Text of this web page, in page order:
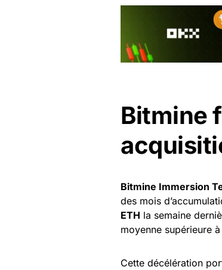
Bitmine
Bitmine Immersion
des mois
ETH la semaine
moyenne supérieure
Cette décélération